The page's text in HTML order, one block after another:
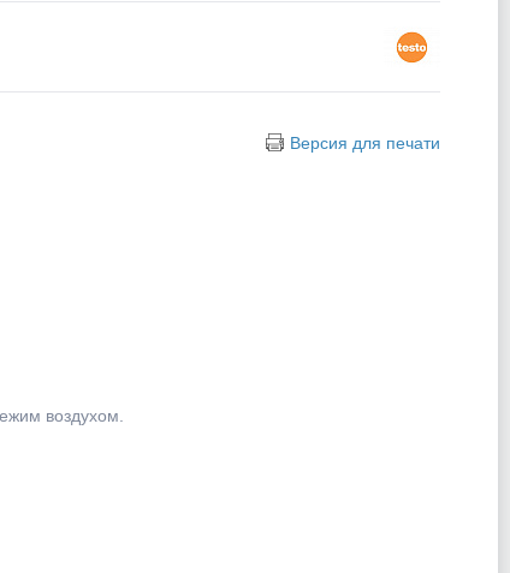
Версия для печати
воздухом.